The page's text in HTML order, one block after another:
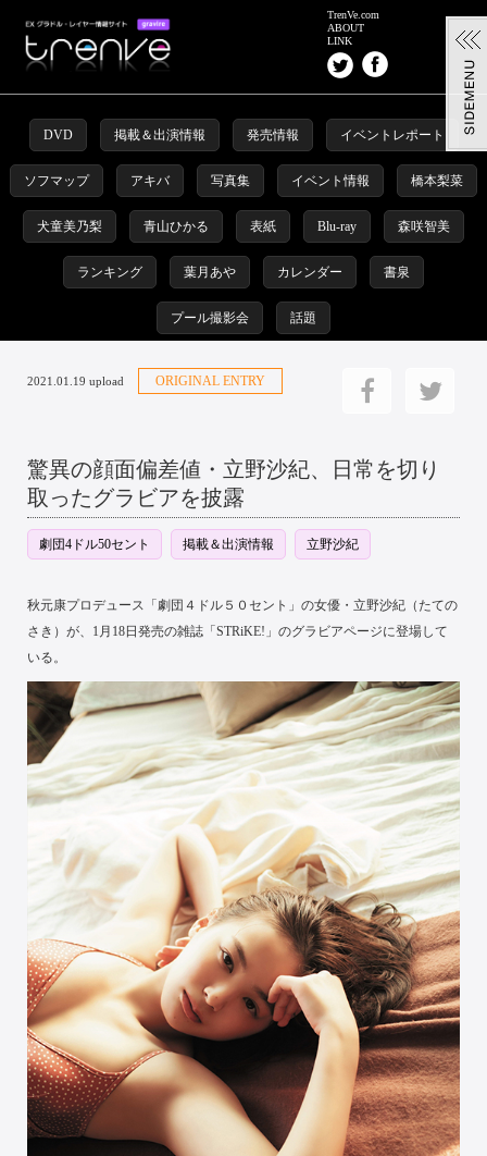
TrenVe.com
ABOUT
LINK
DVD 掲載＆出演情報 発売情報 イベントレポート
ソフマップ アキバ 写真集 イベント情報 橋本梨菜
犬童美乃梨 青山ひかる 表紙 Blu-ray 森咲智美
ランキング 葉月あや カレンダー 書泉
プール撮影会 話題
2021.01.19 upload ORIGINAL ENTRY
驚異の顔面偏差値・立野沙紀、日常を切り
取ったグラビアを披露
劇団4ドル50セント 掲載＆出演情報 立野沙紀
秋元康プロデュース「劇団４ドル５０セント」の女優・立野沙紀（たての
さき）が、1月18日発売の雑誌「STRiKE!」のグラビアページに登場して
いる。